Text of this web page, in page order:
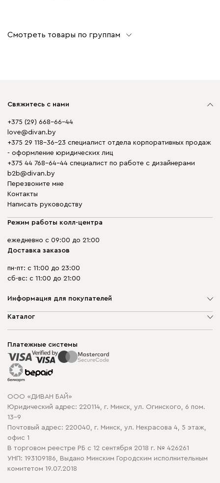
Смотреть товары по группам
Свяжитесь с нами
+375 (29) 668-66-44
love@divan.by
+375 29 118-36-23 специалист отдела корпоративных продаж
- оформление юридических лиц
+375 44 768-64-44 специалист по работе с дизайнерами
b2b@divan.by
Перезвоните мне
Контакты
Написать руководству
Режим работы колл-центра
ежедневно с 09:00 до 21:00
Доставка заказов
пн-пт: с 11:00 до 23:00
сб-вс: с 11:00 до 21:00
Информация для покупателей
О компании
Способы оплаты
Рассрочка и кредит
Гарантия
Карта сайта
Политика конфиденциальности
Политика в отношении обработки cookie
Каталог
Корпусная мебель
Распродажа мебели
Платежные системы
ООО «ДИВАН БАЙ»
Юридический адрес: 220114, г. Минск, ул. Огинского, 6 пом.
13-9
Почтовый адрес: 220040, г. Минск, ул. Некрасова 4, 5 этаж,
офис 1
В торговом реестре РБ с 12 сентября 2018 г. № 426261
УНП: 193109186, Выдано Минским Городским исполнительным
комитетом 19.07.2018